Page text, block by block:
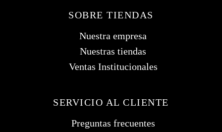
SOBRE TIENDAS
Nuestra empresa
Nuestras tiendas
Ventas Institucionales
SERVICIO AL CLIENTE
Preguntas frecuentes